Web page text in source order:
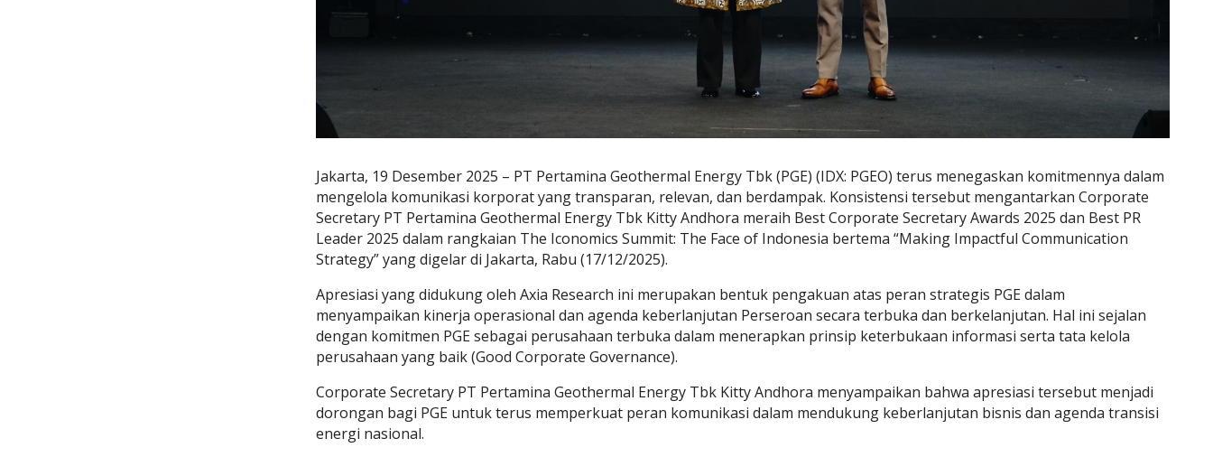
Jakarta, 19 Desember 2025 – PT Pertamina Geothermal Energy Tbk (PGE) (IDX: PGEO) terus menegaskan komitmennya dalam
mengelola komunikasi korporat yang transparan, relevan, dan berdampak. Konsistensi tersebut mengantarkan Corporate
Secretary PT Pertamina Geothermal Energy Tbk Kitty Andhora meraih Best Corporate Secretary Awards 2025 dan Best PR
Leader 2025 dalam rangkaian The Iconomics Summit: The Face of Indonesia bertema “Making Impactful Communication
Strategy” yang digelar di Jakarta, Rabu (17/12/2025).
Apresiasi yang didukung oleh Axia Research ini merupakan bentuk pengakuan atas peran strategis PGE dalam
menyampaikan kinerja operasional dan agenda keberlanjutan Perseroan secara terbuka dan berkelanjutan. Hal ini sejalan
dengan komitmen PGE sebagai perusahaan terbuka dalam menerapkan prinsip keterbukaan informasi serta tata kelola
perusahaan yang baik (Good Corporate Governance).
Corporate Secretary PT Pertamina Geothermal Energy Tbk Kitty Andhora menyampaikan bahwa apresiasi tersebut menjadi
dorongan bagi PGE untuk terus memperkuat peran komunikasi dalam mendukung keberlanjutan bisnis dan agenda transisi
energi nasional.